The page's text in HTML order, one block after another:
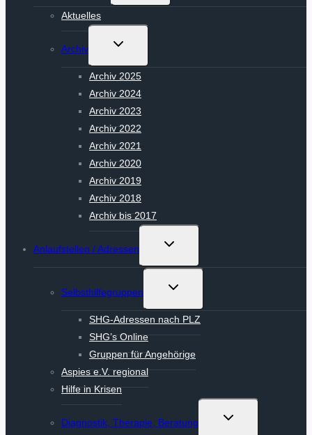
Aktuelles
Archiv
Untermenü
Archiv 2025
Archiv 2024
Archiv 2023
Archiv 2022
Archiv 2021
Archiv 2020
Archiv 2019
Archiv 2018
Archiv bis 2017
Anlaufstellen / Adressen
Untermenü
Selbsthilfegruppen
Untermenü
SHG-Adressen nach PLZ
SHG’s Online
Gruppen für Angehörige
Aspies e.V. regional
Hilfe in Krisen
Diagnostik, Therapie, Beratung
Untermenü